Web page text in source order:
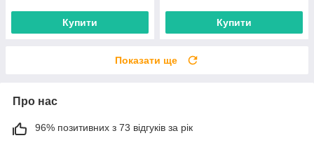
Купити Купити
Показати ще
Про нас
96% позитивних з 73 відгуків за рік